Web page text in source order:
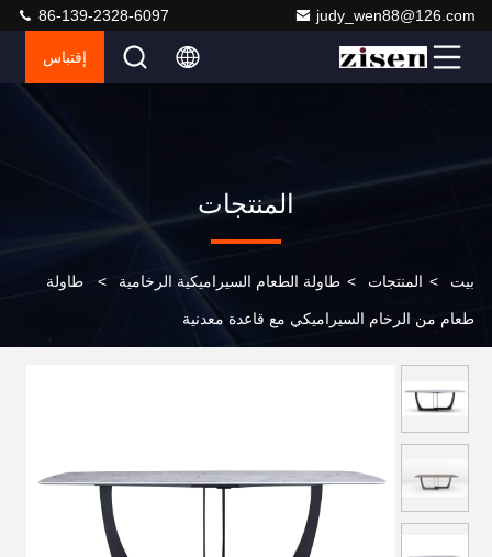
judy_wen88@126.com
86-139-2328-6097
إقتباس
المنتجات
بيت > المنتجات > طاولة الطعام السيراميكية الرخامية > طاولة
طعام من الرخام السيراميكي مع قاعدة معدنية